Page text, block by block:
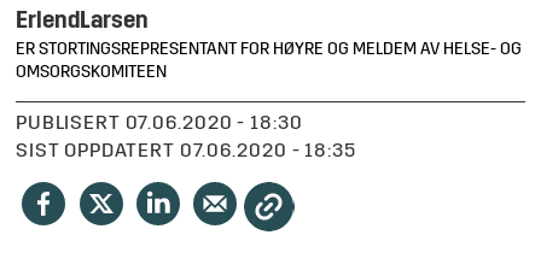
Erlend Larsen
ER STORTINGSREPRESENTANT FOR HØYRE OG MELDEM AV HELSE- OG
OMSORGSKOMITEEN
PUBLISERT
07.06.2020 - 18:30
SIST OPPDATERT
07.06.2020 - 18:35